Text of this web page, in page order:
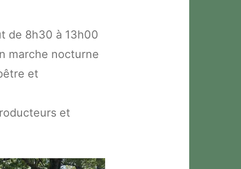
de 8h30 à 13h00
marche nocturne
et
et